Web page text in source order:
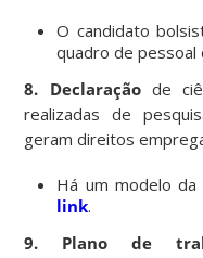
O candidato
quadro de pessoal
8. Declaraçãode
realizadas de
geram direitos
Há um modelo da
link.
9. Plano de